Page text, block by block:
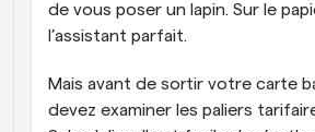
de vous poser un lapin. Sur le
l’assistant parfait.
Mais avant de sortir votre carte
devez examiner les paliers